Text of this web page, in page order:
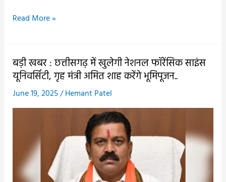
बड़ी
शाह
के
दौरे
से
नक्सलियों
बर्बरता,
Read More »
बड़ी खबर : छत्तीसगढ़ में खुलेगी नेशनल फॉरेंसिक साइंस
यूनिवर्सिटी, गृह मंत्री अमित शाह करेंगे भूमिपूजन..
June 19, 2025/Hemant Patel